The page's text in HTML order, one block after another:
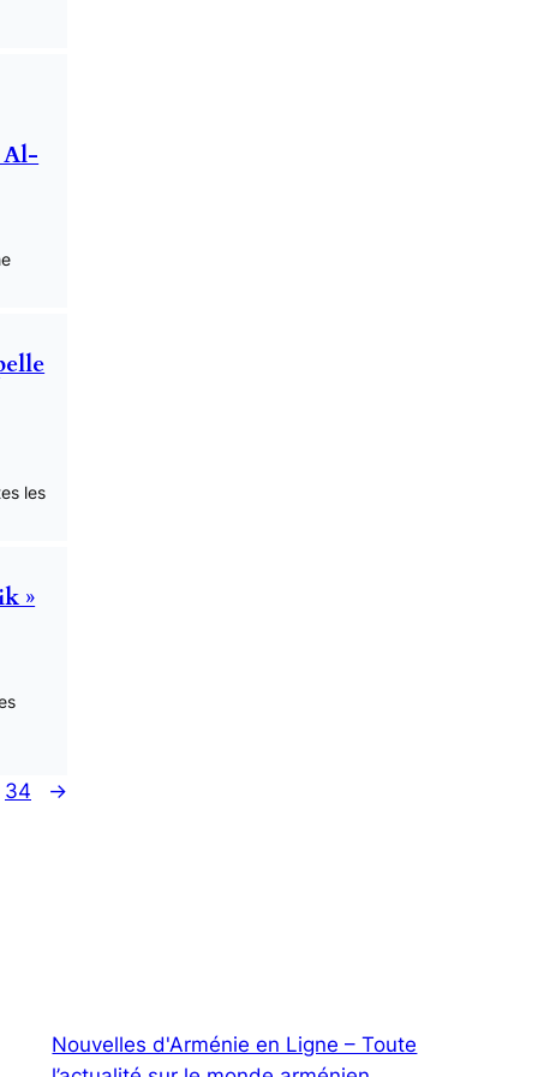
Al-
les
»
34 →
Nouvelles d'Arménie en Ligne – Toute